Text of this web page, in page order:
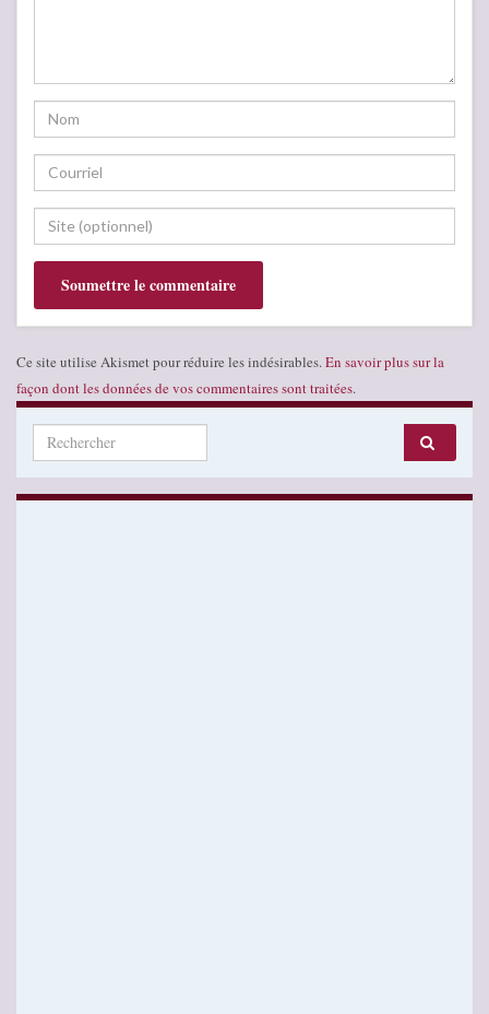
Ce site utilise Akismet pour réduire les indésirables. En savoir plus sur la
façon dont les données de vos commentaires sont traitées.
Search for: